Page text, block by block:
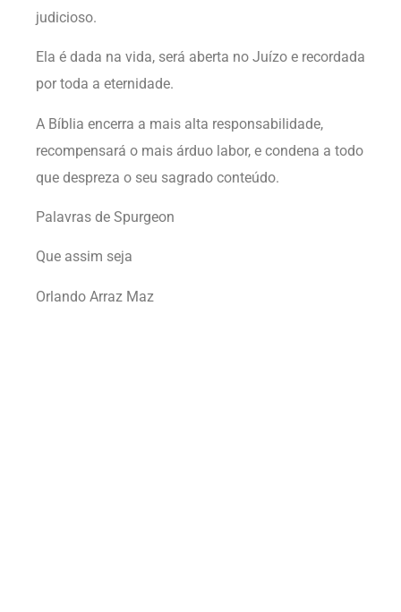
judicioso.
Ela é dada na vida, será aberta no Juízo e recordada
por toda a eternidade.
A Bíblia encerra a mais alta responsabilidade,
recompensará o mais árduo labor, e condena a todo
que despreza o seu sagrado conteúdo.
Palavras de Spurgeon
Que assim seja
Orlando Arraz Maz